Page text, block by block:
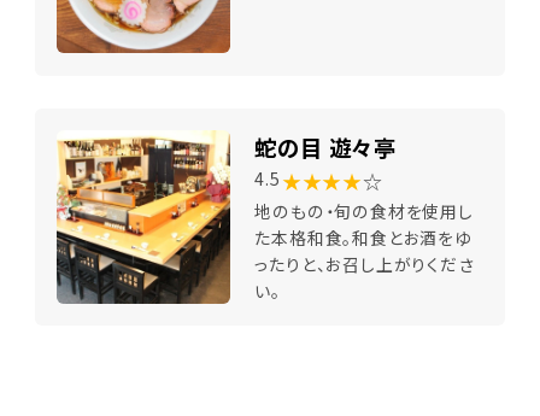
蛇の目 遊々亭
4.5 ★★★★☆
地のもの・旬の食材を使用し
た本格和食。和食とお酒をゆ
ったりと、お召し上がりくださ
い。